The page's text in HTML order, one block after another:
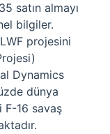
satın almayı
bilgiler.
projesini
Dynamics
dünya
F-16 savaş